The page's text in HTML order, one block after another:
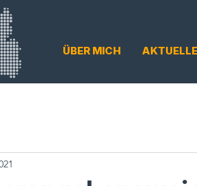
ÜBER MICH